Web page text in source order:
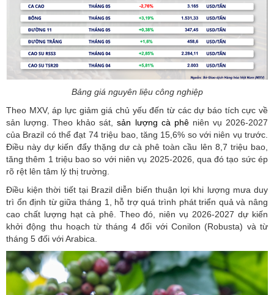
Bảng giá nguyên liệu công nghiệp
Theo MXV, áp lực giảm giá chủ yếu đến từ các dự báo tích cực về
sản lượng. Theo khảo sát,sản lượng cà phê niên vụ 2026-2027
của Brazil có thể đạt 74 triệu bao, tăng 15,6% so với niên vụ trước.
Điều này dự kiến đẩy thặng dư cà phê toàn cầu lên 8,7 triệu bao,
tăng thêm 1 triệu bao so với niên vụ 2025-2026, qua đó tạo sức ép
rõ rệt lên tâm lý thị trường.
Điều kiện thời tiết tại Brazil diễn biến thuận lợi khi lượng mưa duy
trì ổn định từ giữa tháng 1, hỗ trợ quá trình phát triển quả và nâng
cao chất lượng hạt cà phê. Theo đó, niên vụ 2026-2027 dự kiến
khởi động thu hoạch từ tháng 4 đối với Conilon (Robusta) và từ
tháng 5 đối với Arabica.